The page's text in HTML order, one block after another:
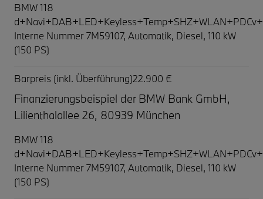
BMW 118
Interne Nummer 7M59107, Automatik, Diesel, 110 kW
(150 PS)
Barpreis (inkl. Überführung)22.900 €
Finanzierungsbeispiel der BMW Bank GmbH,
Lilienthalallee 26, 80939 München
BMW 118
Interne Nummer 7M59107, Automatik, Diesel, 110 kW
(150 PS)